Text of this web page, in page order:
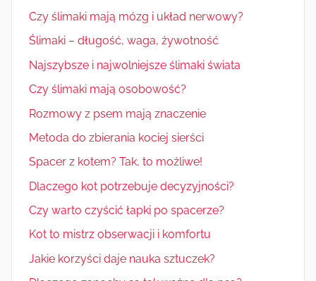
Czy ślimaki mają mózg i układ nerwowy?
Ślimaki – długość, waga, żywotność
Najszybsze i najwolniejsze ślimaki świata
Czy ślimaki mają osobowość?
Rozmowy z psem mają znaczenie
Metoda do zbierania kociej sierści
Spacer z kotem? Tak, to możliwe!
Dlaczego kot potrzebuje decyzyjności?
Czy warto czyścić łapki po spacerze?
Kot to mistrz obserwacji i komfortu
Jakie korzyści daje nauka sztuczek?